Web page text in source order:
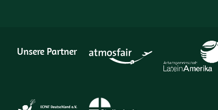
Unsere Partner